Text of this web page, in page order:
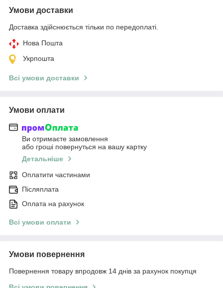
Умови доставки
Доставка здійснюється тільки по передоплаті.
Нова Пошта
Укрпошта
Всі умови доставки
Умови оплати
Ви отримаєте замовлення
або гроші повернуться на вашу картку
Детальніше
Оплатити частинами
Післяплата
Оплата на рахунок
Всі умови оплати
Умови повернення
Повернення товару впродовж 14 днів за рахунок покупця